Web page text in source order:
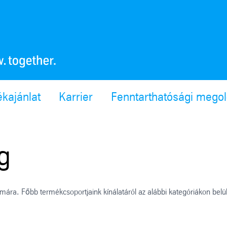
Karrier Fenntarthatósági
Főbb termékcsoportjaink kínálatáról az alábbi kategóriákon belül